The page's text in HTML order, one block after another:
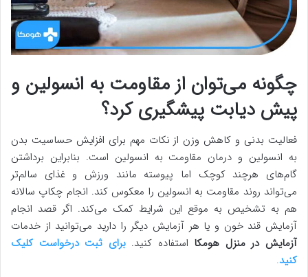
چگونه می‌توان از مقاومت به انسولین و
پیش دیابت پیشگیری کرد؟
فعالیت بدنی و کاهش وزن از نکات مهم برای افزایش حساسیت بدن
به انسولین و درمان مقاومت به انسولین است. بنابراین برداشتن
گام‌های هرچند کوچک اما پیوسته مانند ورزش و غذای سالم‌تر
می‌تواند روند مقاومت به انسولین را معکوس کند. انجام چکاپ سالانه
هم به تشخیص به موقع این شرایط کمک می‌کند. اگر قصد انجام
آزمایش قند خون و یا هر آزمایش دیگر را دارید می‌توانید از خدمات
آزمایش در منزل هومکا استفاده کنید.برای ثبت درخواست کلیک
کنید.